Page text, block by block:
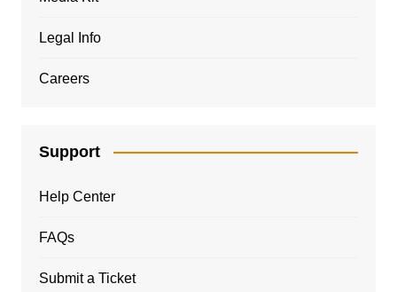
Legal Info
Careers
Support
Help Center
FAQs
Submit a Ticket